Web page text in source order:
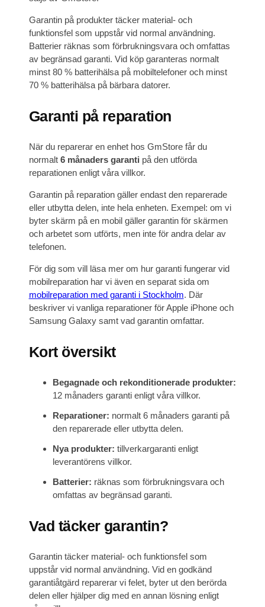
Garantin på produkter täcker material- och
funktionsfel som uppstår vid normal användning.
Batterier räknas som förbrukningsvara och omfattas
av begränsad garanti. Vid köp garanteras normalt
minst 80 % batterihälsa på mobiltelefoner och minst
70 % batterihälsa på bärbara datorer.
Garanti på reparation
När du reparerar en enhet hos GmStore får du
normalt 6 månaders garanti på den utförda
reparationen enligt våra villkor.
Garantin på reparation gäller endast den reparerade
eller utbytta delen, inte hela enheten. Exempel: om vi
byter skärm på en mobil gäller garantin för skärmen
och arbetet som utförts, men inte för andra delar av
telefonen.
För dig som vill läsa mer om hur garanti fungerar vid
mobilreparation har vi även en separat sida om
mobilreparation med garanti i Stockholm. Där
beskriver vi vanliga reparationer för Apple iPhone och
Samsung Galaxy samt vad garantin omfattar.
Kort översikt
Begagnade och rekonditionerade produkter:
12 månaders garanti enligt våra villkor.
Reparationer: normalt 6 månaders garanti på
den reparerade eller utbytta delen.
Nya produkter: tillverkargaranti enligt
leverantörens villkor.
Batterier: räknas som förbrukningsvara och
omfattas av begränsad garanti.
Vad täcker garantin?
Garantin täcker material- och funktionsfel som
uppstår vid normal användning. Vid en godkänd
garantiåtgärd reparerar vi felet, byter ut den berörda
delen eller hjälper dig med en annan lösning enligt